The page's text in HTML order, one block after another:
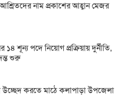
নাম প্রকাশের আহ্বান মেজর
১৪ শূন্য পদে নিয়োগ প্রক্রিয়ায় দুর্নীতি,
শুরু
উচ্ছেদ করতে মাঠে কলাপাড়া উপজেলা